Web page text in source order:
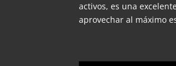
activos, es una
aprovechar al máximo